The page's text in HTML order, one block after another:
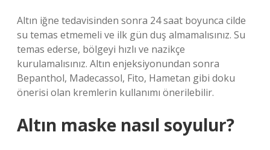
Altın iğne tedavisinden sonra 24 saat boyunca cilde
su temas etmemeli ve ilk gün duş almamalısınız. Su
temas ederse, bölgeyi hızlı ve nazikçe
kurulamalısınız. Altın enjeksiyonundan sonra
Bepanthol, Madecassol, Fito, Hametan gibi doku
önerisi olan kremlerin kullanımı önerilebilir.
Altın maske nasıl soyulur?